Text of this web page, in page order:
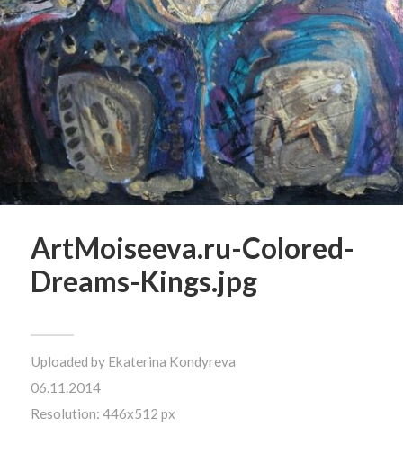
ArtMoiseeva.ru-Colored-
Dreams-Kings.jpg
Uploaded by Ekaterina Kondyreva
06.11.2014
Resolution: 446x512 px